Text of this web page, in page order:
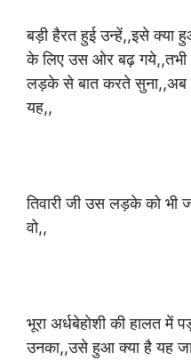
बड़ी हैरत हुई उन्हें,,इसे क्या
के लिए उस ओर बढ़ गये,,तभी
लड़के से बात करते सुना,,अब
यह,,
तिवारी जी उस लड़के को भी
वो,,
भूरा अर्धबेहोशी की हालत में
उनका,,उसे हुआ क्या है यह